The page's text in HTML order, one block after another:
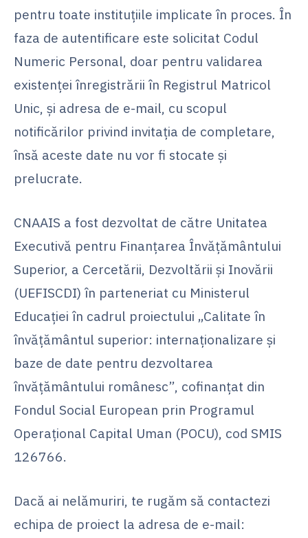
pentru toate instituțiile implicate în proces. În
faza de autentificare este solicitat Codul
Numeric Personal, doar pentru validarea
existenței înregistrării în Registrul Matricol
Unic, și adresa de e-mail, cu scopul
notificărilor privind invitația de completare,
însă aceste date nu vor fi stocate și
prelucrate.
CNAAIS a fost dezvoltat de către Unitatea
Executivă pentru Finanțarea Învățământului
Superior, a Cercetării, Dezvoltării și Inovării
(UEFISCDI) în parteneriat cu Ministerul
Educației în cadrul proiectului „Calitate în
învățământul superior: internaționalizare și
baze de date pentru dezvoltarea
învățământului românesc”, cofinanțat din
Fondul Social European prin Programul
Operațional Capital Uman (POCU), cod SMIS
126766.
Dacă ai nelămuriri, te rugăm să contactezi
echipa de proiect la adresa de e-mail: